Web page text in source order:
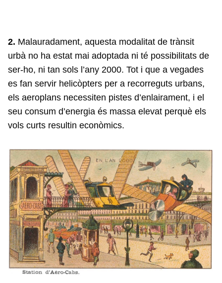
2. Malauradament, aquesta modalitat de trànsit
urbà no ha estat mai adoptada ni té possibilitats de
ser-ho, ni tan sols l’any 2000. Tot i que a vegades
es fan servir helicòpters per a recorreguts urbans,
els aeroplans necessiten pistes d’enlairament, i el
seu consum d’energia és massa elevat perquè els
vols curts resultin econòmics.